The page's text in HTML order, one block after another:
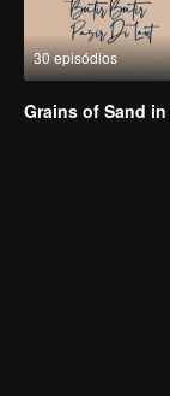
30 episódios